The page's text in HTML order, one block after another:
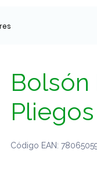
Bolsón
Código EAN: